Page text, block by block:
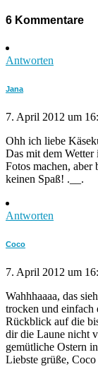
6 Kommentare
Antworten
Jana
7. April 2012 um
Ohh ich liebe
Das mit dem
Fotos machen, aber
keinen Spaß! .__.
Antworten
Coco
7. April 2012 um
Wahhhaaaa, das
trocken und einfach
Rückblick auf die
dir die Laune nicht
gemütliche Ostern
Liebste grüße, Coco